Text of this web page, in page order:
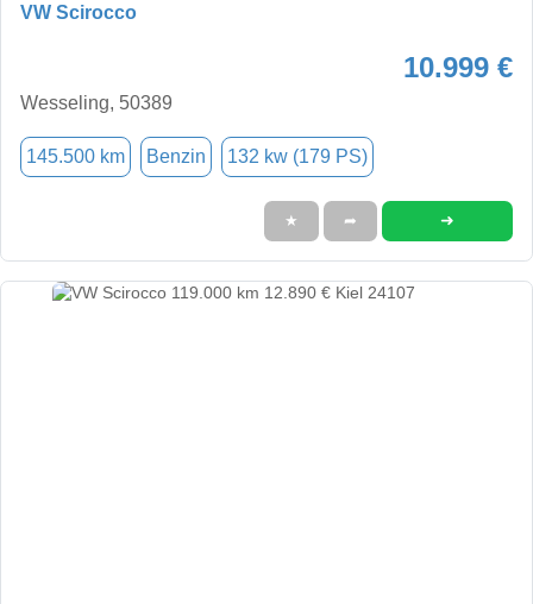
VW Scirocco
10.999 €
Wesseling, 50389
145.500 km Benzin 132 kw (179 PS)
★ ➦ ➜